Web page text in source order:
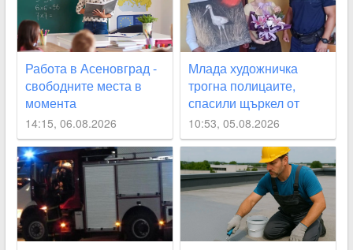
Работа в Асеновград -
свободните места в
момента
14:15, 06.08.2026
Млада художничка
трогна полицаите,
спасили щъркел от
огнения ад край
Асеновград
10:53, 05.08.2026